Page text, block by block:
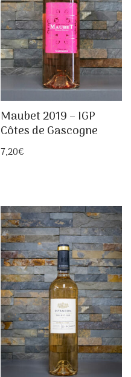
Maubet 2019 – IGP
Côtes de Gascogne
7,20€